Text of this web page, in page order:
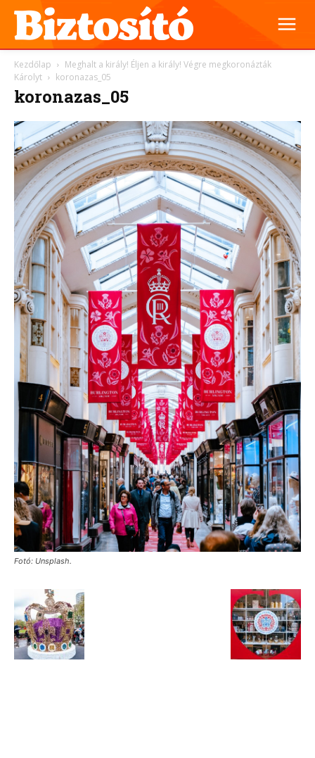
Kezdőlap
Meghalt a király! Éljen a király! Végre megkoronázták
Károlyt
koronazas_05
koronazas_05
Fotó: Unsplash.